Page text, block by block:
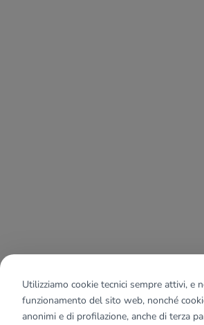
Utilizziamo cookie tecnici sempre attivi, e
funzionamento del sito web, nonché
anonimi e di profilazione, anche di terza